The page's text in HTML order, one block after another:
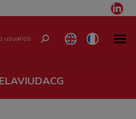
usuarios Buscar: